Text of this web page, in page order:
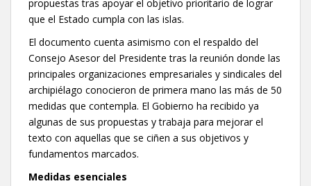
propuestas tras apoyar el objetivo prioritario de lograr
que el Estado cumpla con las islas.
El documento cuenta asimismo con el respaldo del
Consejo Asesor del Presidente tras la reunión donde las
principales organizaciones empresariales y sindicales del
archipiélago conocieron de primera mano las más de 50
medidas que contempla. El Gobierno ha recibido ya
algunas de sus propuestas y trabaja para mejorar el
texto con aquellas que se ciñen a sus objetivos y
fundamentos marcados.
Medidas esenciales